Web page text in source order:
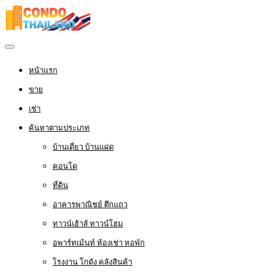
หน้าแรก
ขาย
เช่า
ค้นหาตามประเภท
บ้านเดี่ยว บ้านแฝด
คอนโด
ที่ดิน
อาคารพาณิชย์ ตึกแถว
ทาวน์เฮ้าส์ ทาวน์โฮม
อพาร์ทเม้นท์ ห้องเช่า หอพัก
โรงงาน โกดัง คลังสินค้า